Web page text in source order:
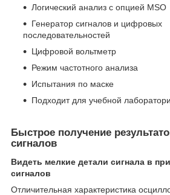
Логический анализ с опцией MSO
Генератор сигналов и цифровых
последовательностей
Цифровой вольтметр
Режим частотного анализа
Испытания по маске
Подходит для учебной
Быстрое получение
сигналов
Видеть мелкие детали сигнала в
сигналов
Отличительная характеристика